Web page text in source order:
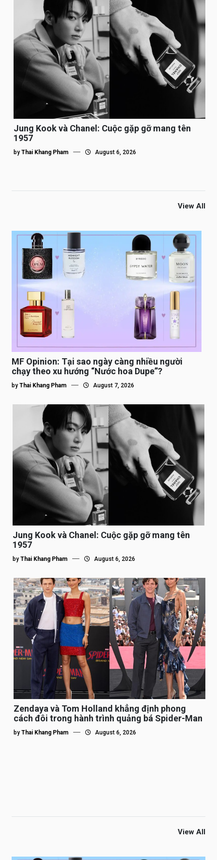
Jung Kook và Chanel: Cuộc gặp gỡ mang tên
1957
by Thai Khang Pham August 6, 2026
View All
MF Opinion: Tại sao ngày càng nhiều người
chạy theo xu hướng “Nước hoa Dupe”?
by Thai Khang Pham August 7, 2026
Jung Kook và Chanel: Cuộc gặp gỡ mang tên
1957
by Thai Khang Pham August 6, 2026
Zendaya và Tom Holland khẳng định phong
cách đôi trong hành trình quảng bá Spider-Man
by Thai Khang Pham August 6, 2026
View All